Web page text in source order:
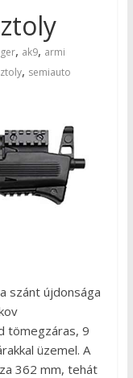
, ak9, armi
, semiauto
szánt újdonsága
tömegzáras, 9
üzemel. A
362 mm, tehát